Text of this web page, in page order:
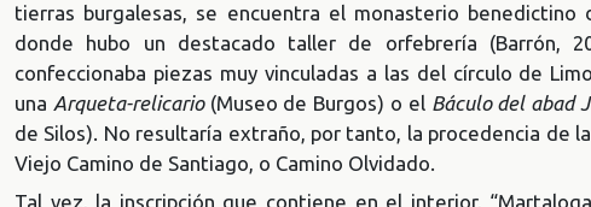
tierras burgalesas, se encuentra el monasterio benedictino
donde hubo un destacado taller de orfebrería (Barrón,
confeccionaba piezas muy vinculadas a las del círculo de
una Arqueta-relicario(Museo de Burgos) o el Báculo del abad
de Silos). No resultaría extraño, por tanto, la procedencia de
Viejo Camino de Santiago, o Camino Olvidado.
Tal vez, la inscripción que contiene en el interior,